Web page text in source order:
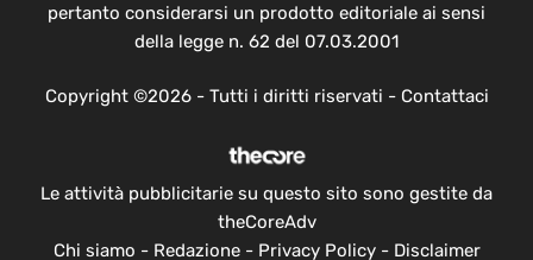
pertanto considerarsi un prodotto editoriale ai sensi
della legge n. 62 del 07.03.2001
Copyright ©2026 - Tutti i diritti riservati - Contattaci
Le attività pubblicitarie su questo sito sono gestite da
theCoreAdv
Chi siamo - Redazione- Privacy Policy- Disclaimer